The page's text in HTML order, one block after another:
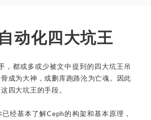
动化四大坑王
，都或多或少被文中提到的四大坑王吊
成为大神，或删库跑路沦为亡魂。因此
四大坑王的手段。
经基本了解Ceph的构架和基本原理，